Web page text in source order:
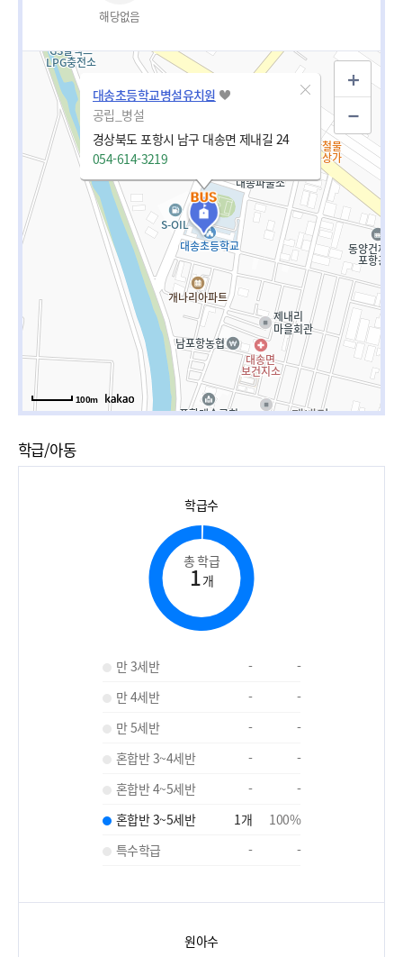
해당없음
대송초등학교병설유치원
공립_병설
경상북도 포항시 남구 대송면 제내길 24
054-614-3219
100m
학급/아동
학급수
총 학급
1개
만 3세반 -
-
만 4세반
-
-
만 5세반
-
-
혼합반 3~4세반
-
-
혼합반 4~5세반
-
-
혼합반 3~5세반
1개 100%
특수학급
- -
원아수